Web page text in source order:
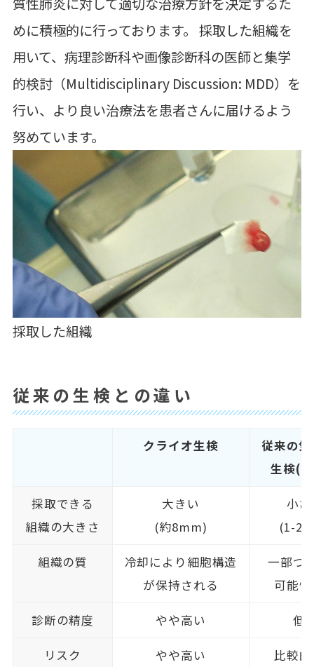
めに積極的に行っております。 採取した組織を
用いて、病理診断科や画像診断科の医師と集学
的検討（Multidisciplinary Discussion: MDD）を
行い、より良い治療法を患者さんに届けるよう
努めています。
採取した組織
従来の生検との違い
クライオ生検
従来の
生検
採取できる
組織の大きさ
大きい
(約8mm)
小
(1-
組織の質
冷却により細胞構造
が保持される
一部つ
可能
診断の精度 やや高い 低
リスク やや高い 比較